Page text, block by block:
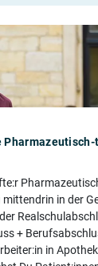
in der
+
in